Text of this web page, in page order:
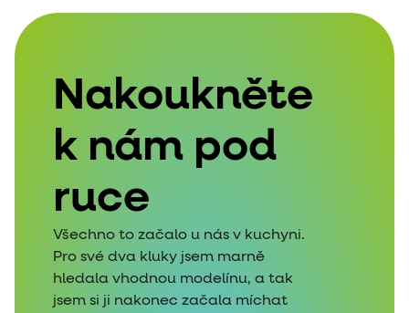
Nakoukněte
k nám pod
ruce
Všechno to začalo u nás v kuchyni.
Pro své dva kluky jsem marně
hledala vhodnou modelínu, a tak
jsem si ji nakonec začala míchat